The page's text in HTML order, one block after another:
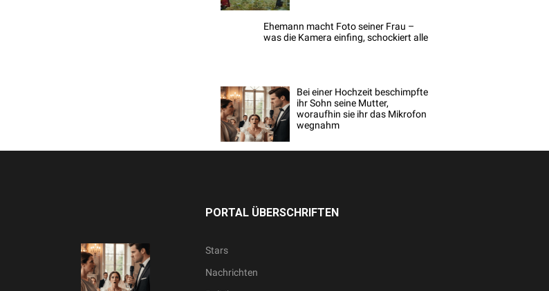
Ehemann macht Foto seiner Frau –
was die Kamera einfing, schockiert alle
Bei einer Hochzeit beschimpfte
ihr Sohn seine Mutter,
woraufhin sie ihr das Mikrofon
wegnahm
PORTAL ÜBERSCHRIFTEN
Stars
Nachrichten